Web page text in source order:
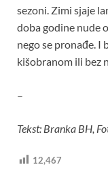
sezoni. Zimi sjaje
doba godine nude
nego se pronađe. I
kišobranom ili bez
–
Tekst: Branka BH,
12,467